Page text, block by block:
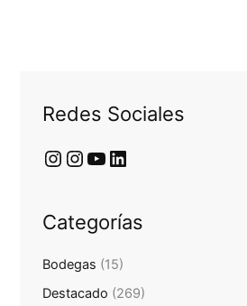
Redes Sociales
Categorías
Bodegas (15)
Destacado (269)